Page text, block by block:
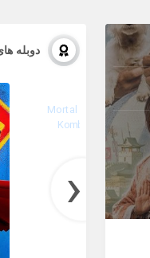
دوبله
‹